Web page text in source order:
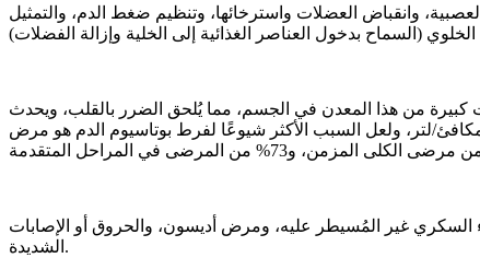
وانقباض العضلات واسترخائها، وتنظيم ضغط الدم، والتمثيل
من هذا المعدن في الجسم، مما يُلحق الضرر بالقلب، ويحدث
عندما تتجاوز مستويات البوتاسيوم في الدم 5.0 ملي مكافئ/لتر، وتظهر الأعراض عادةً عندما تتجاوز المستويات 6.5 ملي مكافئ/لتر، ولعل السبب الأكثر شيوعًا لفرط بوتاسيوم الدم هو مرض
السكري غير المُسيطر عليه، ومرض أديسون، والحروق أو الإصابات
الشديدة.